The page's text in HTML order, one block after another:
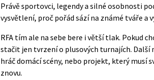
Právě sportovci, legendy a silné osobnosti
vysvětlení, proč pořád sází na známé tváře a
RFA tím ale na sebe bere i větší tlak. Pokud
stačit jen tvrzení o plusových turnajích. Další
hráč domácí scény, nebo projekt, který musí
znovu.